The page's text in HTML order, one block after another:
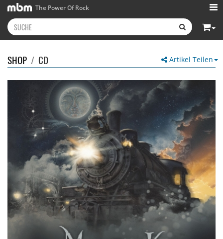
The Power Of Rock
Artikel Teilen
SHOP / CD